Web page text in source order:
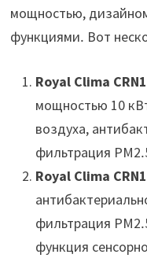
мощностью,
функциями․ Вот
Royal Clima
мощностью 10
воздуха,
фильтрация
Royal Clima
фильтрация
функция